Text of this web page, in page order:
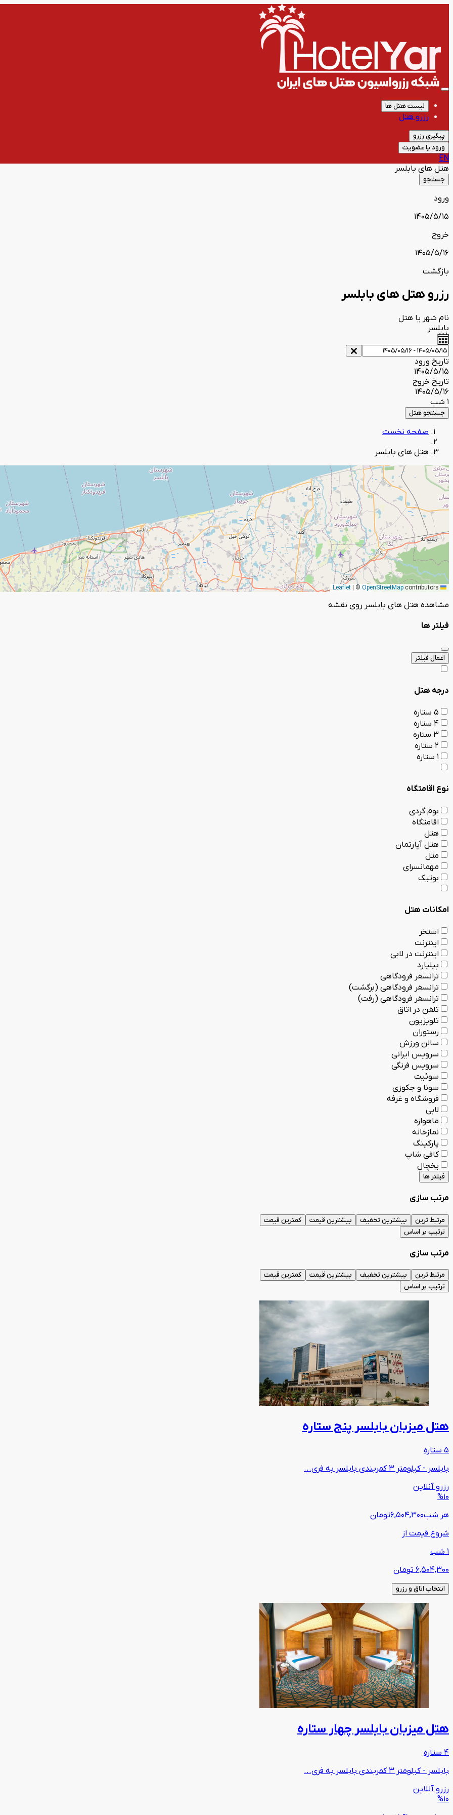
لیست هتل ها
رزرو هتل
پیگیری رزرو
ورود یا عضویت
EN
هتل های بابلسر
جستجو
ورود
1405/5/15
خروج
1405/5/16
بازگشت
رزرو هتل های بابلسر
نام شهر یا هتل
بابلسر
تاریخ ورود
1405/5/15
تاریخ خروج
1405/5/16
1 شب
جستجو هتل
صفحه نخست
هتل های بابلسر
© OpenStreetMapcontributors
مشاهده هتل های بابلسر روی نقشه
فیلتر ها
اعمال فیلتر
درجه هتل
5 ستاره
4 ستاره
3 ستاره
2 ستاره
1 ستاره
نوع اقامتگاه
بوم گردی
اقامتگاه
هتل
هتل آپارتمان
متل
مهمانسرای
بوتیک
امکانات هتل
استخر
اینترنت
اینترنت در لابی
بیلیارد
ترانسفر فرودگاهی
ترانسفر فرودگاهی (برگشت)
ترانسفر فرودگاهی (رفت)
تلفن در اتاق
تلویزیون
رستوران
سالن ورزش
سرویس ایرانی
سرویس فرنگی
سوئیت
سونا و جکوزی
فروشگاه و غرفه
لابی
ماهواره
نمازخانه
پارکینگ
کافی شاپ
یخچال
فیلتر ها
مرتب سازی
مرتبط ترین بیشترین تخفیف بیشترین قیمت
کمترین قیمت
ترتیب بر اساس
مرتب سازی
مرتبط ترین بیشترین تخفیف بیشترین قیمت
کمترین قیمت
ترتیب بر اساس
هتل میزبان بابلسر پنج ستاره
5 ستاره
بابلسر - کیلومتر 3 کمربندی بابلسر به فری...
رزرو آنلاین
%10
هر شب6,504,300تومان
شروع قیمت از
1 شب
6,504,300 تومان
انتخاب اتاق و رزرو
هتل میزبان بابلسر چهار ستاره
4 ستاره
بابلسر - کیلومتر 3 کمربندی بابلسر به فری...
رزرو آنلاین
%10